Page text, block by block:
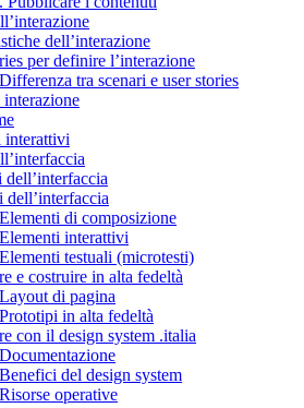
dell’interazione
per definire l’interazione
tra scenari e user stories
interattivi
dell’interfaccia
di composizione
interattivi
testuali (microtesti)
e costruire in alta fedeltà
di pagina
in alta fedeltà
con il design system .italia
del design system
operative